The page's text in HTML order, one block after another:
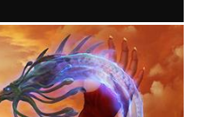
I BATTLECHEST
Nyheder